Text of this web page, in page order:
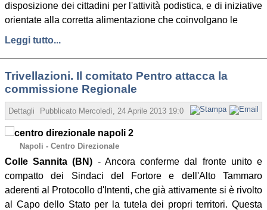
disposizione dei cittadini per l'attività podistica, e di iniziative
orientate alla corretta alimentazione che coinvolgano le
Leggi tutto...
Trivellazioni. Il comitato Pentro attacca la
commissione Regionale
Dettagli Pubblicato Mercoledì, 24 Aprile 2013 19:08 Scritto da Redazione
Napoli - Centro Direzionale
Colle Sannita (BN) - Ancora conferme dal fronte unito e
compatto dei Sindaci del Fortore e dell'Alto Tammaro
aderenti al Protocollo d'Intenti, che già attivamente si è rivolto
al Capo dello Stato per la tutela dei propri territori. Questa